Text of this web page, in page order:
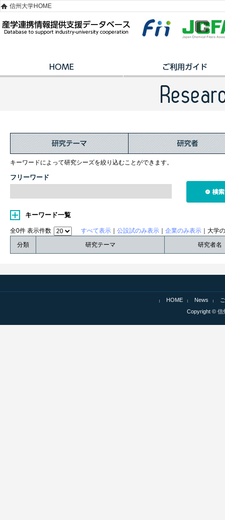
信州大学HOME
キーワードによって研究シーズを絞り込むことができます。
フリーワード
キーワード一覧
全0件 表示件数 すべて表示 公設試のみ表示 企業のみ表示 ｜大学
分類
研究テーマ 研究者名
HOME News
Copyright © 信